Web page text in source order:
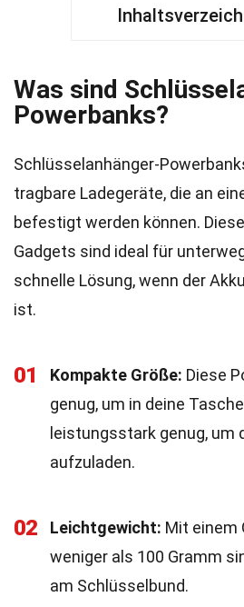
Was sind
Powerbanks?
Schlüsselanhänger-
tragbare Ladegeräte, die an
befestigt werden können.
Gadgets sind ideal für
schnelle Lösung, wenn der
ist.
01 Kompakte Größe: Diese
genug, um in deine
leistungsstark genug, um
aufzuladen.
02 Leichtgewicht: Mit einem
weniger als 100 Gramm
am Schlüsselbund.